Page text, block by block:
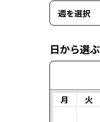
週を選択
日から選ぶ
月 火